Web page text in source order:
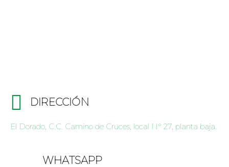
DIRECCIÓN
El Dorado, C.C. Camino de Cruces, local N° 27, planta baja.
WHATSAPP